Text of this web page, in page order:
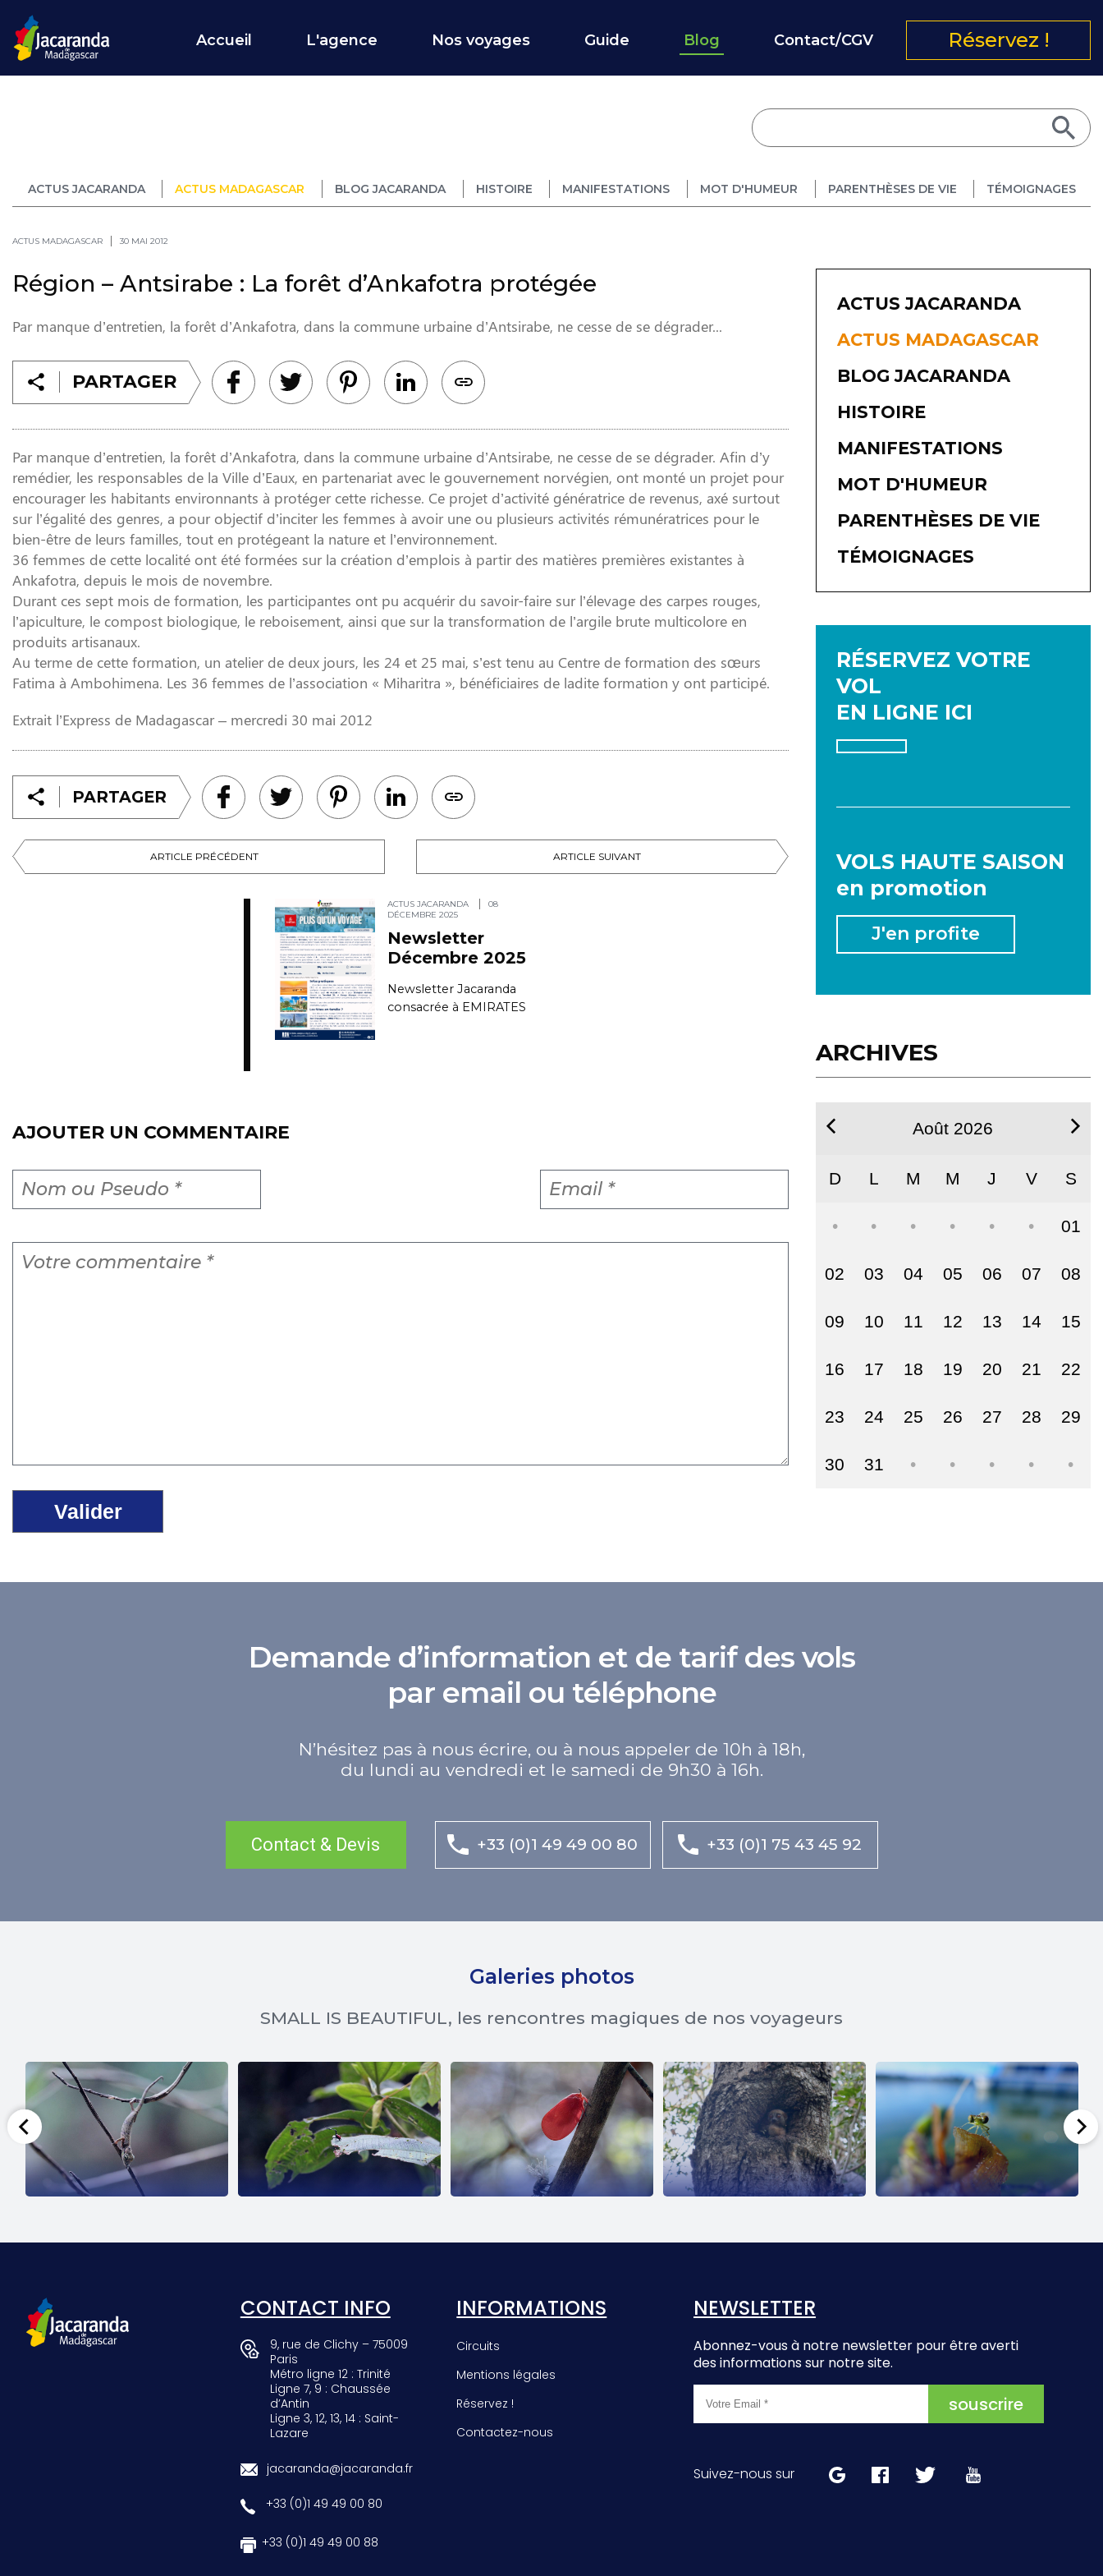
Accueil L'agence Nos voyages Guide Blog Contact/CGV Réservez !
ACTUS JACARANDA ACTUS MADAGASCAR BLOG JACARANDA HISTOIRE MANIFESTATIONS MOT D'HUMEUR PARENTHÈSES DE VIE TÉMOIGNAGES
ACTUS MADAGASCAR 30 MAI 2012
Région – Antsirabe : La forêt d’Ankafotra protégée
Par manque d’entretien, la forêt d’Ankafotra, dans la commune urbaine d’Antsirabe, ne cesse de se dégrader...
PARTAGER
ARTICLE PRÉCÉDENT ARTICLE SUIVANT
ACTUS JACARANDA
08
DÉCEMBRE 2025
Newsletter
Décembre 2025
Newsletter Jacaranda
consacrée à EMIRATES
Par manque d’entretien, la forêt d’Ankafotra, dans la commune urbaine d’Antsirabe, ne cesse de se dégrader. Afin d’y
remédier, les responsables de la Ville d’Eaux, en partenariat avec le gouvernement norvégien, ont monté un projet pour
encourager les habitants environnants à protéger cette richesse. Ce projet d’activité génératrice de revenus, axé surtout
sur l’égalité des genres, a pour objectif d’inciter les femmes à avoir une ou plusieurs activités rémunératrices pour le
bien-être de leurs familles, tout en protégeant la nature et l’environnement.
36 femmes de cette localité ont été formées sur la création d’emplois à partir des matières premières existantes à
Ankafotra, depuis le mois de novembre.
Durant ces sept mois de formation, les participantes ont pu acquérir du savoir-faire sur l’élevage des carpes rouges,
l’apiculture, le compost biologique, le reboisement, ainsi que sur la transformation de l’argile brute multicolore en
produits artisanaux.
Au terme de cette formation, un atelier de deux jours, les 24 et 25 mai, s’est tenu au Centre de formation des sœurs
Fatima à Ambo­himena. Les 36 femmes de l’association « Miharitra », bénéficiaires de ladite formation y ont participé.
Extrait l’Express de Madagascar – mercredi 30 mai 2012
PARTAGER
AJOUTER UN COMMENTAIRE
ACTUS JACARANDA
ACTUS MADAGASCAR
BLOG JACARANDA
HISTOIRE
MANIFESTATIONS
MOT D'HUMEUR
PARENTHÈSES DE VIE
TÉMOIGNAGES
RÉSERVEZ VOTRE
VOL
EN LIGNE ICI
VOLS HAUTE SAISON
en promotion
J'en profite
ARCHIVES
2026
JANVIER
AVRIL MAI
JUILLET AOÛT SEPTEMBRE
OCTOBRE NOVEMBRE
Août 2026
D L M M J V S
01
02 03 04 05 06 07 08
09 10 11 12 13 14 15
16 17 18 19 20 21 22
23 24 25 26 27 28 29
30 31
Demande d’information et de tarif des vols
par email ou téléphone
N’hésitez pas à nous écrire, ou à nous appeler de 10h à 18h,
du lundi au vendredi et le samedi de 9h30 à 16h.
Contact & Devis +33 (0)1 49 49 00 80 +33 (0)1 75 43 45 92
Galeries photos
SMALL IS BEAUTIFUL, les rencontres magiques de nos voyageurs
CONTACT INFO
9, rue de Clichy – 75009
Paris
Métro ligne 12 : Trinité
Ligne 7, 9 : Chaussée
d’Antin
Ligne 3, 12, 13, 14 : Saint-
Lazare
jacaranda@jacaranda.fr
+33 (0)1 49 49 00 80
+33 (0)1 49 49 00 88
INFORMATIONS
Circuits
Mentions légales
Réservez !
Contactez-nous
NEWSLETTER
Abonnez-vous à notre newsletter pour être averti
des informations sur notre site.
Suivez-nous sur